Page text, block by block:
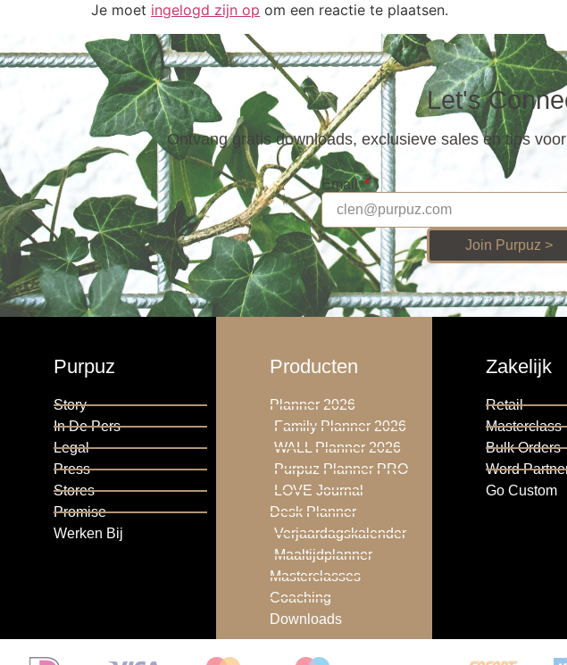
Je moet ingelogd zijn op om een reactie te plaatsen.
Let's
Ontvang gratis downloads, exclusieve sales en tips
Email
Join Purpuz >
Purpuz
Story
In De Pers
Legal
Press
Stores
Promise
Werken Bij
Producten
Planner 2026
Family Planner 2026
WALL Planner 2026
Purpuz Planner PRO
LOVE Journal
Desk Planner
Verjaardagskalender
Maaltijdplanner
Masterclasses
Coaching
Downloads
Zakelijk
Retail
Masterclass
Bulk Orders
Word
Go Custom